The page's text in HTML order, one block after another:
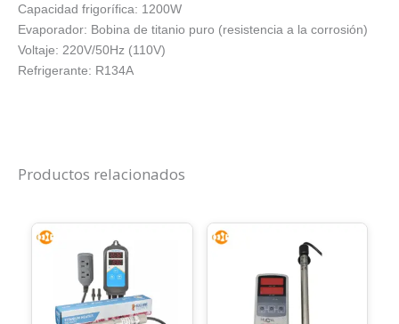
Capacidad frigorífica: 1200W
Evaporador: Bobina de titanio puro (resistencia a la corrosión)
Voltaje: 220V/50Hz (110V)
Refrigerante: R134A
Productos relacionados